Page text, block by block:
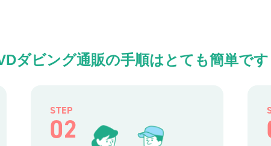
ダビング通販の手順は とても簡単です
STEP
02